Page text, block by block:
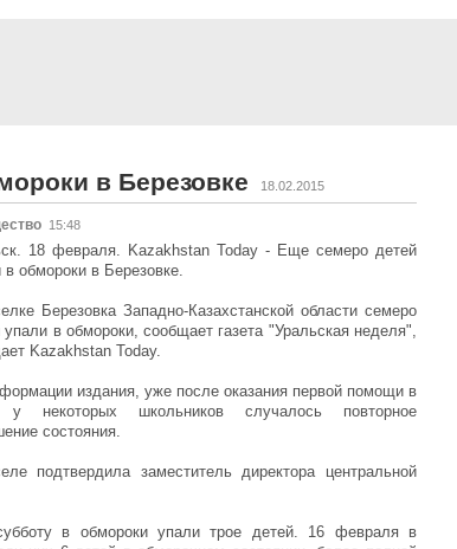
в Березовке 18.02.2015
15:48
18 февраля. Kazakhstan Today - Еще семеро детей
в обмороки в Березовке.
Березовка Западно-Казахстанской области семеро
упали в обмороки, сообщает газета "Уральская неделя",
Kazakhstan Today.
издания, уже после оказания первой помощи в
некоторых школьников случалось повторное
состояния.
подтвердила заместитель директора центральной
в обмороки упали трое детей. 16 февраля в